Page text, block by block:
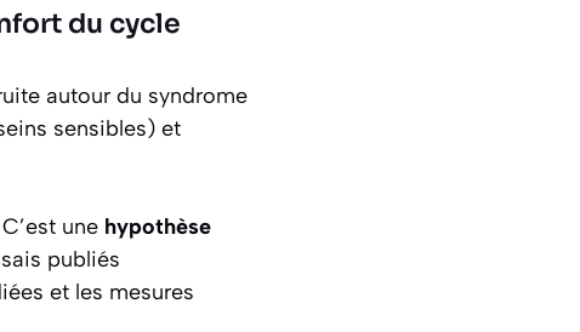
du cycle
autour du syndrome
sensibles) et
une hypothèse
publiés
et les mesures